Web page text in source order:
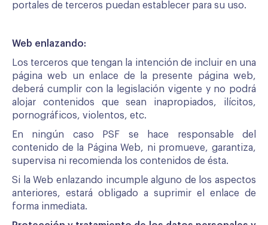
portales de terceros puedan establecer para su uso.
Web enlazando:
Los terceros que tengan la intención de incluir en una
página web un enlace de la presente página web,
deberá cumplir con la legislación vigente y no podrá
alojar contenidos que sean inapropiados, ilícitos,
pornográficos, violentos, etc.
En ningún caso PSF se hace responsable del
contenido de la Página Web, ni promueve, garantiza,
supervisa ni recomienda los contenidos de ésta.
Si la Web enlazando incumple alguno de los aspectos
anteriores, estará obligado a suprimir el enlace de
forma inmediata.